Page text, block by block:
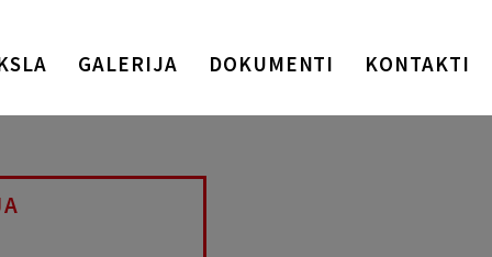
GALERIJA DOKUMENTI KONTAKTI